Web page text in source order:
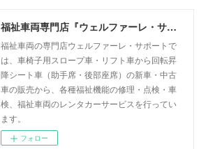
福祉車両専門店『ウェルファーレ・サポート』
福祉車両の専門店ウェルファーレ・サポートで
は、車椅子用スロープ車・リフト車から回転昇
降シート車（助手席・後部座席）の新車・中古
車の販売から、各種福祉機能の修理・点検・車
検、福祉車両のレンタカーサービスを行ってい
ます。
フォロー